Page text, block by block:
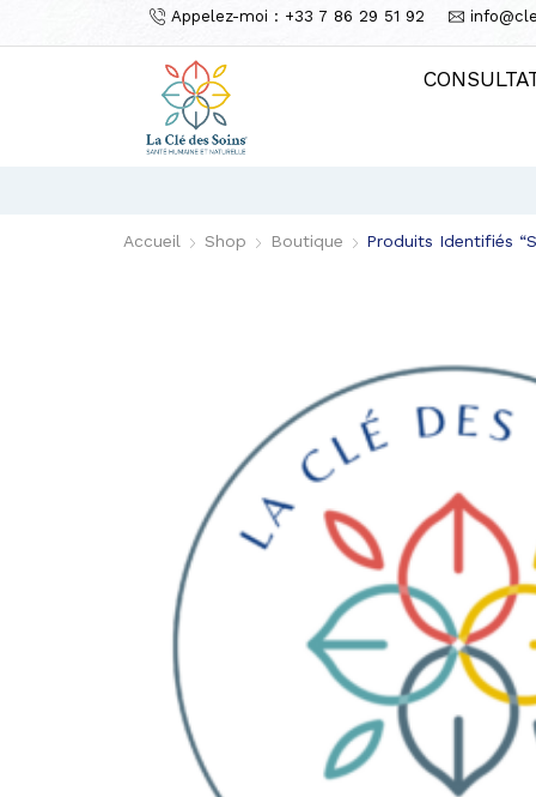
Appelez-moi : +33 7 86 29 51 92
Accueil Shop Boutique Produits Identifiés